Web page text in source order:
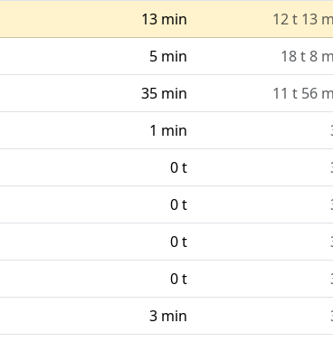
13 min 12 t 13
5 min 18 t 8
35 min 11 t 56
1 min
0 t
0 t
0 t
0 t
3 min